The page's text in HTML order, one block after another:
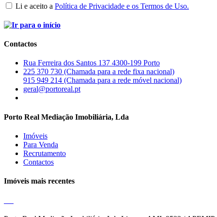
Li e aceito a Política de Privacidade e os Termos de Uso.
Contactos
Rua Ferreira dos Santos 137 4300-199 Porto
225 370 730 (Chamada para a rede fixa nacional)
915 949 214 (Chamada para a rede móvel nacional)
geral@portoreal.pt
Porto Real Mediação Imobiliária, Lda
Imóveis
Para Venda
Recrutamento
Contactos
Imóveis mais recentes